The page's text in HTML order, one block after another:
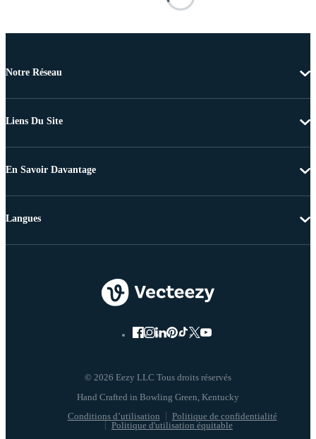
Notre Réseau
Liens Du Site
En Savoir Davantage
© 2026 Eezy LLC Tous droits réservés
Conditions d’utilisation
Politique de confidentialité
Politique d'utilisation équitable
Langues